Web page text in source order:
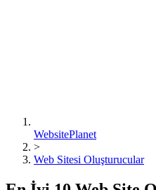
WebsitePlanet
>
Web Sitesi Oluşturucular